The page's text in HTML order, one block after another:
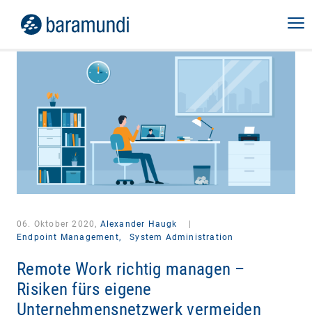
06. Oktober 2020, Alexander Haugk
Endpoint Management,
System Administration
Remote Work richtig managen –
Risiken fürs eigene
Unternehmensnetzwerk vermeiden